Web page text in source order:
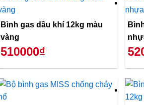
Bình gas dầu khí 12kg màu
vàng
510000₫